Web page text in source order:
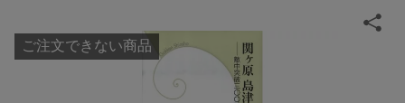
ご注文できない商品